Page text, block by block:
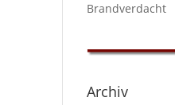
Brandverdacht
Archiv